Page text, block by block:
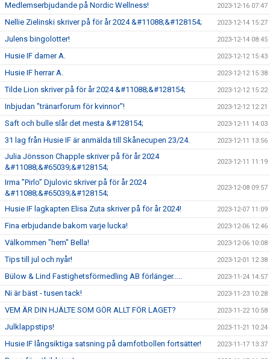
Medlemserbjudande på Nordic Wellness! 2023-12-16 07:47
Nellie Zielinski skriver på för år 2024 &#11088;&#128154; 2023-12-14 15:27
Julens bingolotter! 2023-12-14 08:45
Husie IF damer A. 2023-12-12 15:43
Husie IF herrar A. 2023-12-12 15:38
Tilde Lion skriver på för år 2024 &#11088;&#128154; 2023-12-12 15:22
Inbjudan "tränarforum för kvinnor"! 2023-12-12 12:21
Saft och bulle slår det mesta &#128154; 2023-12-11 14:03
31 lag från Husie IF är anmälda till Skånecupen 23/24. 2023-12-11 13:56
Julia Jönsson Chapple skriver på för år 2024
&#11088;&#65039;&#128154;
2023-12-11 11:19
Irma ”Pirlo” Djulovic skriver på för år 2024
&#11088;&#65039;&#128154;
2023-12-08 09:57
Husie IF lagkapten Elisa Zuta skriver på för år 2024! 2023-12-07 11:09
Fina erbjudande bakom varje lucka! 2023-12-06 12:46
Välkommen "hem" Bella! 2023-12-06 10:08
Tips till jul och nyår! 2023-12-01 12:38
Bülow & Lind Fastighetsförmedling AB förlänger..... 2023-11-24 14:57
Ni är bäst - tusen tack! 2023-11-23 10:28
VEM ÄR DIN HJÄLTE SOM GÖR ALLT FÖR LAGET? 2023-11-22 10:58
Julklappstips! 2023-11-21 10:24
Husie IF långsiktiga satsning på damfotbollen fortsätter! 2023-11-17 13:37